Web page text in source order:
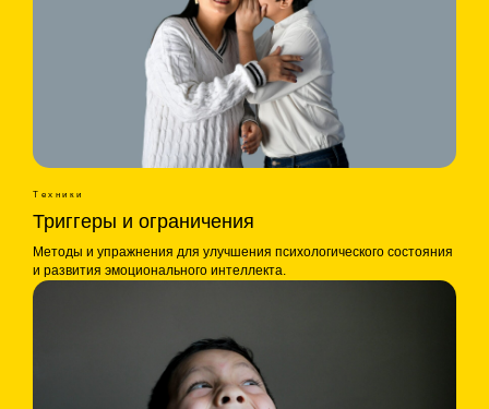
Техники
Триггеры и ограничения
Методы и упражнения для улучшения психологического состояния
и развития эмоционального интеллекта.